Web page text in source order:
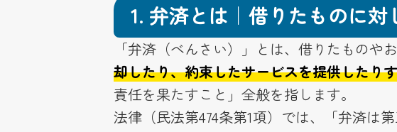
1. 弁済とは｜借りたものに対
「弁済（べんさい）」とは、借りたものや
却したり、約束したサービスを提供したり
責任を果たすこと」全般を指します。
法律（民法第474条第1項）では、「弁済は